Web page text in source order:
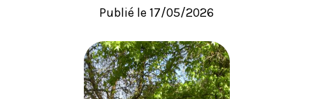
Publié le 17/05/2026